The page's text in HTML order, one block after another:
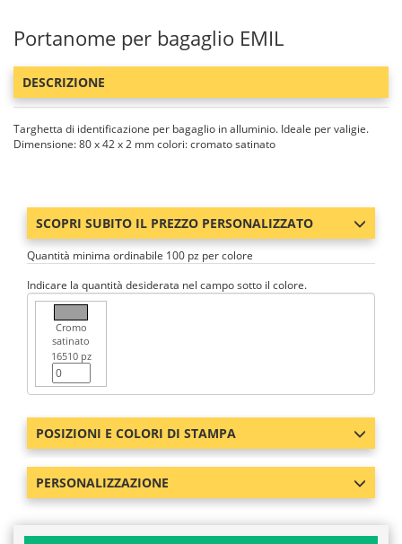
Portanome per bagaglio EMIL
DESCRIZIONE
Targhetta di identificazione per bagaglio in alluminio. Ideale per valigie.
Dimensione: 80 x 42 x 2 mm colori: cromato satinato
SCOPRI SUBITO IL PREZZO PERSONALIZZATO
Quantità minima ordinabile 100 pz per colore
Indicare la quantità desiderata nel campo sotto il colore.
Cromo
satinato
16510 pz
POSIZIONI E COLORI DI STAMPA
PERSONALIZZAZIONE